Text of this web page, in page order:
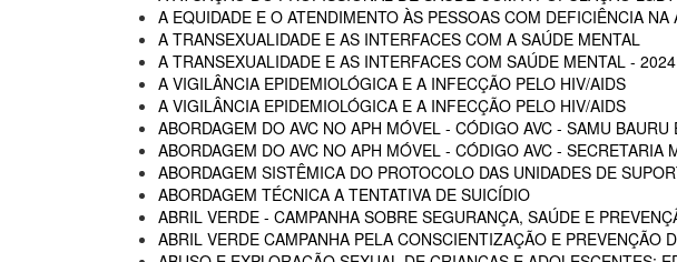
A EQUIDADE E O ATENDIMENTO ÀS PESSOAS COM DEFICIÊNCIA NA
A TRANSEXUALIDADE E AS INTERFACES COM A SAÚDE MENTAL
A TRANSEXUALIDADE E AS INTERFACES COM SAÚDE MENTAL - 2024
A VIGILÂNCIA EPIDEMIOLÓGICA E A INFECÇÃO PELO HIV/AIDS
A VIGILÂNCIA EPIDEMIOLÓGICA E A INFECÇÃO PELO HIV/AIDS
ABORDAGEM DO AVC NO APH MÓVEL - CÓDIGO AVC - SAMU BAURU
ABORDAGEM DO AVC NO APH MÓVEL - CÓDIGO AVC - SECRETARIA
ABORDAGEM SISTÊMICA DO PROTOCOLO DAS UNIDADES DE
ABORDAGEM TÉCNICA A TENTATIVA DE SUICÍDIO
ABRIL VERDE - CAMPANHA SOBRE SEGURANÇA, SAÚDE E
ABRIL VERDE CAMPANHA PELA CONSCIENTIZAÇÃO E PREVENÇÃO